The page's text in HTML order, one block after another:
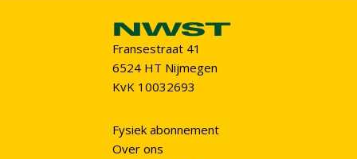
Fransestraat 41
6524 HT Nijmegen
KvK 10032693
Fysiek abonnement
Over ons